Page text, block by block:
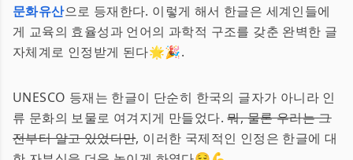
문화유산으로 등재한다. 이렇게 해서 한글은 세계인들에
게 교육의 효율성과 언어의 과학적 구조를 갖춘 완벽한 글
자체계로 인정받게 된다🌟🎉.
UNESCO 등재는 한글이 단순히 한국의 글자가 아니라 인
류 문화의 보물로 여겨지게 만들었다.뭐, 물론 우리는 그
전부터 알고 있었다만, 이러한 국제적인 인정은 한글에 대